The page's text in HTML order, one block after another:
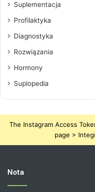
Suplementacja
Profilaktyka
Diagnostyka
Rozwiązania
Hormony
Suplopedia
The Instagram Access
page >
Nota